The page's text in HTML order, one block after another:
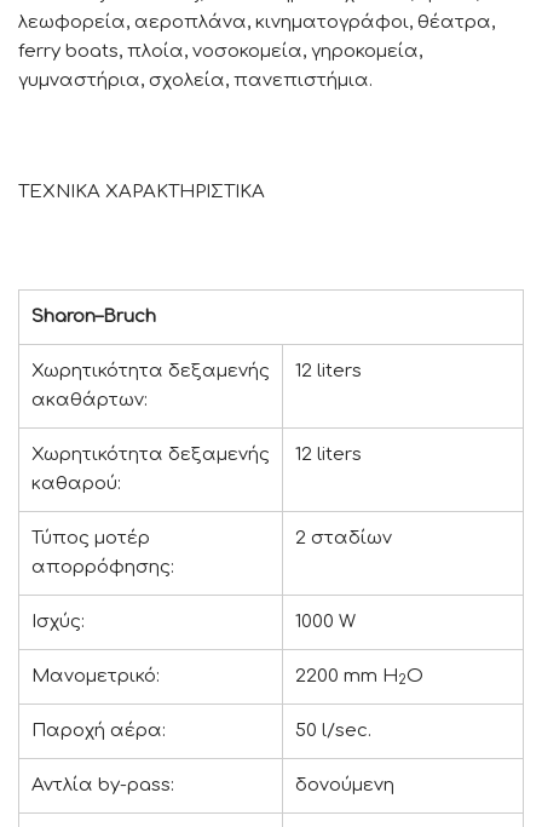
λεωφορεία, αεροπλάνα, κινηματογράφοι, θέατρα,
ferry boats, πλοία, νοσοκομεία, γηροκομεία,
γυμναστήρια, σχολεία, πανεπιστήμια.
ΤΕΧΝΙΚΑ ΧΑΡΑΚΤΗΡΙΣΤΙΚA
Sharon–Bruch
Χωρητικότητα δεξαμενής
ακαθάρτων:
12 liters
Χωρητικότητα δεξαμενής
καθαρού:
12 liters
Τύπος μοτέρ
απορρόφησης:
2 σταδίων
Ισχύς: 1000 W
Μανομετρικό: 2200 mm H2O
Παροχή αέρα: 50 l/sec.
Αντλία by-pass: δονούμενη